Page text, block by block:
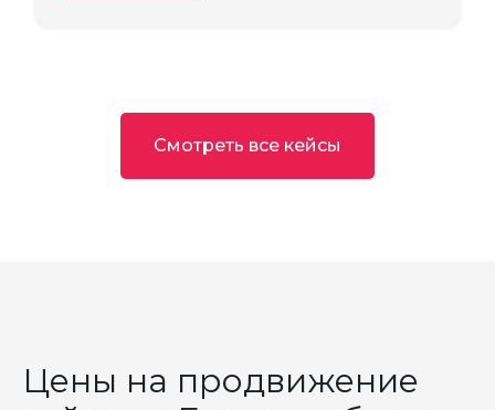
Смотреть все кейсы
Цены на продвижение